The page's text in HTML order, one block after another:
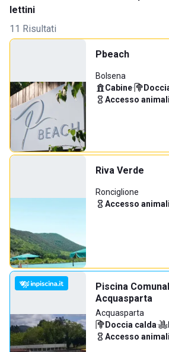
lettini
11 Risultati
Pbeach
Bolsena
Cabine·
Accesso animali
Riva Verde
Ronciglione
Accesso animali
Piscina
Acquasparta
Acquasparta
Doccia calda·
Accesso animali